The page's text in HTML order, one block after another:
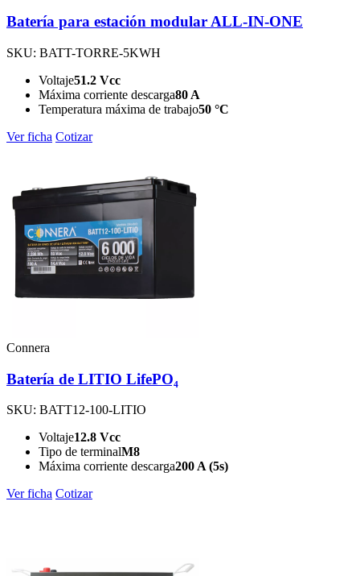
Batería para estación modular ALL-IN-ONE
SKU: BATT-TORRE-5KWH
Voltaje51.2 Vcc
Máxima corriente descarga80 A
Temperatura máxima de trabajo50 °C
Ver ficha Cotizar
Connera
Batería de LITIO LifePO₄
SKU: BATT12-100-LITIO
Voltaje12.8 Vcc
Tipo de terminalM8
Máxima corriente descarga200 A (5s)
Ver ficha Cotizar